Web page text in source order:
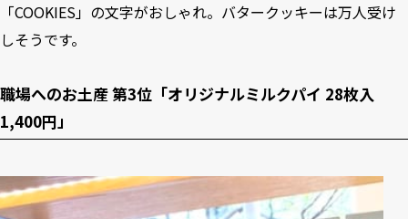
「COOKIES」の文字がおしゃれ。バタークッキーは万人受け
しそうです。
職場へのお土産 第3位「オリジナルミルクパイ 28枚入
1,400円」